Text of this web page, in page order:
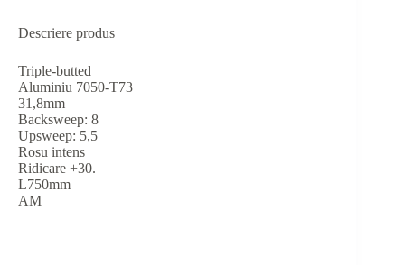
Descriere produs
Triple-butted
Aluminiu 7050-T73
31,8mm
Backsweep: 8
Upsweep: 5,5
Rosu intens
Ridicare +30.
L750mm
AM